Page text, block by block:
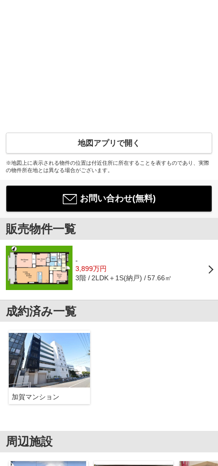
地図アプリで開く
※地図上に表示される物件の位置は付近住所に所在することを表すものであり、実際
の物件所在地とは異なる場合がございます。
お問い合わせ(無料)
販売物件一覧
-
3,899万円
3階 2LDK＋1S(納戸) 57.66㎡
成約済み一覧
加賀マンション
周辺施設